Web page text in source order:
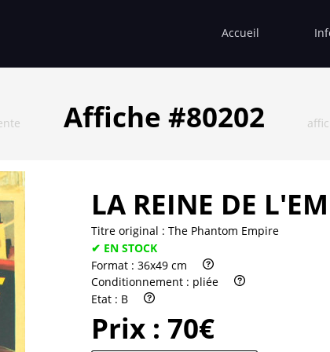
Accueil
Affiche #80202
LA REINE DE
Titre original : The Phantom Empire
✔ EN STOCK
Format : 36x49 cm
Conditionnement : pliée
Etat : B
Prix : 70€